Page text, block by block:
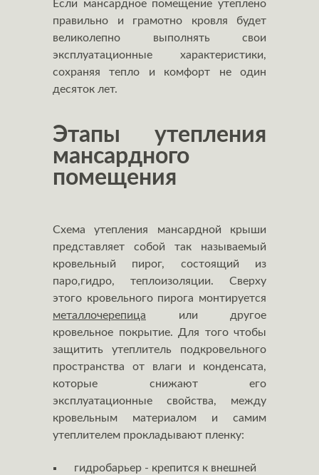
Если мансардное помещение утеплено
правильно и грамотно кровля будет
великолепно выполнять свои
эксплуатационные характеристики,
сохраняя тепло и комфорт не один
десяток лет.
Этапы утепления
мансардного
помещения
Схема утепления мансардной крыши
представляет собой так называемый
кровельный пирог, состоящий из
паро,гидро, теплоизоляции. Сверху
этого кровельного пирога монтируется
металлочерепица или другое
кровельное покрытие. Для того чтобы
защитить утеплитель подкровельного
пространства от влаги и конденсата,
которые снижают его
эксплуатационные свойства, между
кровельным материалом и самим
утеплителем прокладывают пленку:
гидробарьер - крепится к внешней